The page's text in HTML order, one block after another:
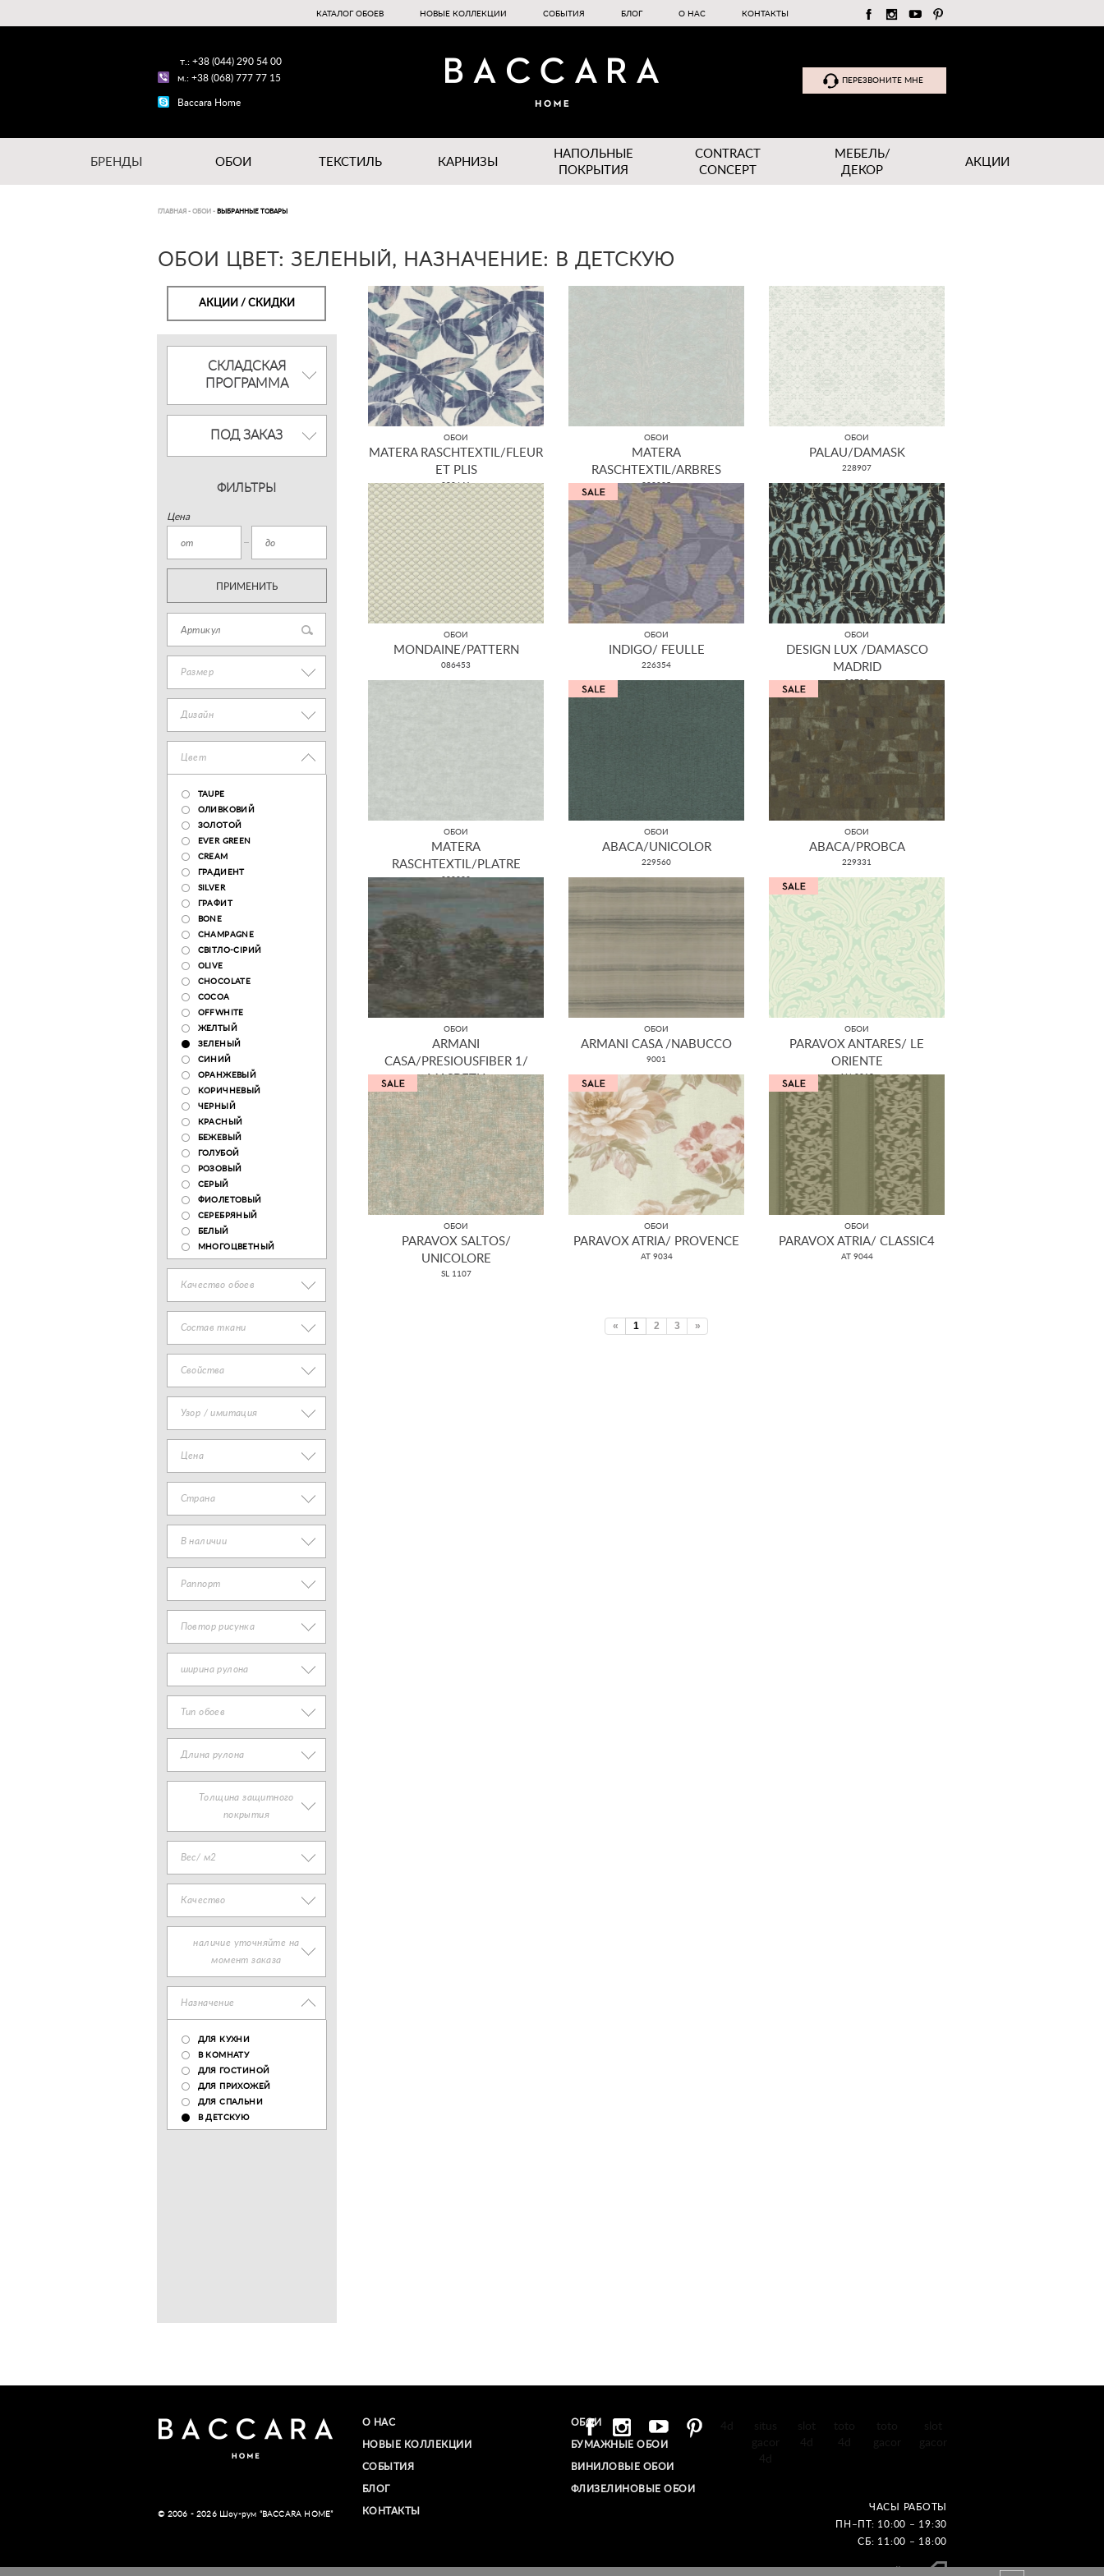
КАТАЛОГ ОБОЕВ НОВЫЕ КОЛЛЕКЦИИ СОБЫТИЯ БЛОГ О НАС КОНТАКТЫ
т.: +38 (044) 290 54 00
м.: +38 (068) 777 77 15
Baccara Home
ПЕРЕЗВОНИТЕ МНЕ
БРЕНДЫ ОБОИ ТЕКСТИЛЬ КАРНИЗЫ
НАПОЛЬНЫЕ
ПОКРЫТИЯ
CONTRACT
CONCEPT
МЕБЕЛЬ/
ДЕКОР
АКЦИИ
ГЛАВНАЯ - ОБОИ - ВЫБРАННЫЕ ТОВАРЫ
ОБОИ ЦВЕТ: ЗЕЛЕНЫЙ, НАЗНАЧЕНИЕ: В ДЕТСКУЮ
АКЦИИ / СКИДКИ
СКЛАДСКАЯ
ПРОГРАММА
ПОД ЗАКАЗ
ФИЛЬТРЫ
Цена
ПРИМЕНИТЬ
Размер
Дизайн
Цвет
TAUPE
ОЛИВКОВИЙ
ЗОЛОТОЙ
EVER GREEN
CREAM
ГРАДИЕНТ
SILVER
ГРАФИТ
BONE
CHAMPAGNE
СВІТЛО-СІРИЙ
OLIVE
CHOCOLATE
COCOA
OFFWHITE
ЖЕЛТЫЙ
ЗЕЛЕНЫЙ
СИНИЙ
ОРАНЖЕВЫЙ
КОРИЧНЕВЫЙ
ЧЕРНЫЙ
КРАСНЫЙ
БЕЖЕВЫЙ
ГОЛУБОЙ
РОЗОВЫЙ
СЕРЫЙ
ФИОЛЕТОВЫЙ
СЕРЕБРЯНЫЙ
БЕЛЫЙ
МНОГОЦВЕТНЫЙ
Качество обоев
Состав ткани
Свойства
Узор / имитация
Цена
Страна
В наличии
Раппорт
Повтор рисунка
ширина рулона
Тип обоев
Длина рулона
Толщина защитного
покрытия
Вес/ м2
Качество
наличие уточняйте на
момент заказа
Назначение
ДЛЯ КУХНИ
В КОМНАТУ
ДЛЯ ГОСТИНОЙ
ДЛЯ ПРИХОЖЕЙ
ДЛЯ СПАЛЬНИ
В ДЕТСКУЮ
ОБОИ
MATERA RASCHTEXTIL/FLEUR
ET PLIS
298641
ОБОИ
MATERA
RASCHTEXTIL/ARBRES
298825
ОБОИ
PALAU/DAMASK
228907
ОБОИ
MONDAINE/PATTERN
086453
ОБОИ
INDIGO/ FEULLE
226354
ОБОИ
DESIGN LUX /DAMASCO
MADRID
22700
ОБОИ
MATERA
RASCHTEXTIL/PLATRE
298832
ОБОИ
ABACA/UNICOLOR
229560
ОБОИ
ABACA/PROBCA
229331
ОБОИ
ARMANI
CASA/PRESIOUSFIBER 1/
MASBETH
9056
ОБОИ
ARMANI CASA /NABUCCO
9001
ОБОИ
PARAVOX ANTARES/ LE
ORIENTE
AN 8019
ОБОИ
PARAVOX SALTOS/
UNICOLORE
SL 1107
ОБОИ
PARAVOX ATRIA/ PROVENCE
AT 9034
ОБОИ
PARAVOX ATRIA/ CLASSIC4
AT 9044
« 1 2 3 »
© 2006 - 2026 Шоу-рум “BACCARA HOME”
О НАС
НОВЫЕ КОЛЛЕКЦИИ
СОБЫТИЯ
БЛОГ
КОНТАКТЫ
ОБОИ
БУМАЖНЫЕ ОБОИ
ВИНИЛОВЫЕ ОБОИ​
ФЛИЗЕЛИНОВЫЕ ОБОИ
ЧАСЫ РАБОТЫ
ПН–ПТ: 10:00 – 19:30
СБ: 11:00 – 18:00